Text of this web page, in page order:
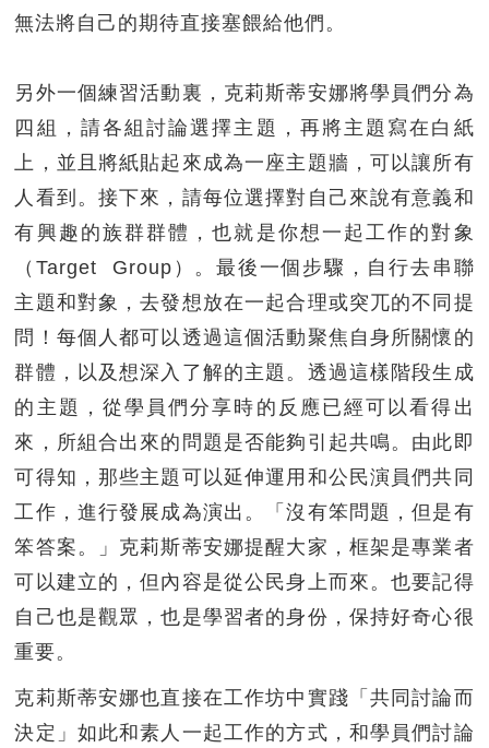
無法將自己的期待直接塞餵給他們。
另外一個練習活動裏，克莉斯蒂安娜將學員們分為
四組，請各組討論選擇主題，再將主題寫在白紙
上，並且將紙貼起來成為一座主題牆，可以讓所有
人看到。接下來，請每位選擇對自己來說有意義和
有興趣的族群群體，也就是你想一起工作的對象
（Target Group）。最後一個步驟，自行去串聯
主題和對象，去發想放在一起合理或突兀的不同提
問！每個人都可以透過這個活動聚焦自身所關懷的
群體，以及想深入了解的主題。透過這樣階段生成
的主題，從學員們分享時的反應已經可以看得出
來，所組合出來的問題是否能夠引起共鳴。由此即
可得知，那些主題可以延伸運用和公民演員們共同
工作，進行發展成為演出。「沒有笨問題，但是有
笨答案。」克莉斯蒂安娜提醒大家，框架是專業者
可以建立的，但內容是從公民身上而來。也要記得
自己也是觀眾，也是學習者的身份，保持好奇心很
重要。
克莉斯蒂安娜也直接在工作坊中實踐「共同討論而
決定」如此和素人一起工作的方式，和學員們討論